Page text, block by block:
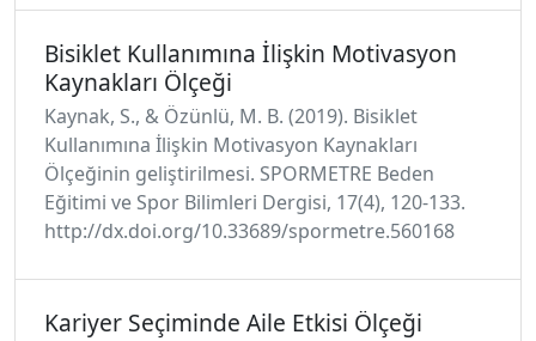
Bisiklet Kullanımına İlişkin Motivasyon
Kaynakları Ölçeği
Kaynak, S., & Özünlü, M. B. (2019). Bisiklet
Kullanımına İlişkin Motivasyon Kaynakları
Ölçeğinin geliştirilmesi. SPORMETRE Beden
Eğitimi ve Spor Bilimleri Dergisi, 17(4), 120-133.
http://dx.doi.org/10.33689/spormetre.560168
Kariyer Seçiminde Aile Etkisi Ölçeği